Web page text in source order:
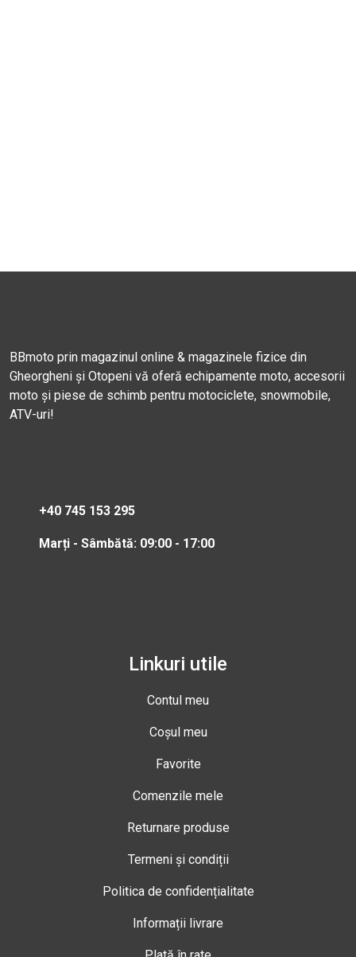
BBmoto prin magazinul online & magazinele fizice din
Gheorgheni și Otopeni vă oferă echipamente moto, accesorii
moto și piese de schimb pentru motociclete, snowmobile,
ATV-uri!
+40 745 153 295
Marți - Sâmbătă: 09:00 - 17:00
Linkuri utile
Contul meu
Coșul meu
Favorite
Comenzile mele
Returnare produse
Termeni și condiții
Politica de confidențialitate
Informații livrare